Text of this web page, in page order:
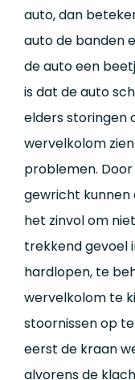
auto, dan
auto de banden
de auto een
is dat de auto
elders storingen
wervelkolom
problemen.
gewricht
het zinvol om
trekkend gevoel
hardlopen, te
wervelkolom te
stoornissen op
eerst de kraan
alvorens de